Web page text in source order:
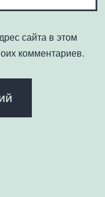
сайта в этом
комментариев.